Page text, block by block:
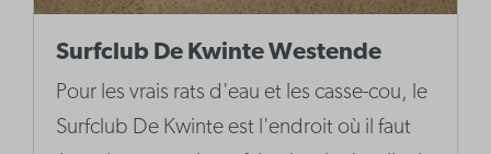
Surfclub De Kwinte Westende
Pour les vrais rats d'eau et les casse-cou, le
Surfclub De Kwinte est l'endroit où il faut